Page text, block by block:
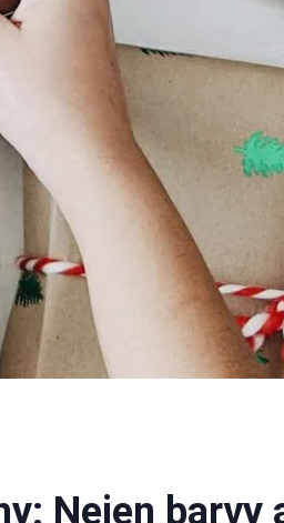
Nejen barvy